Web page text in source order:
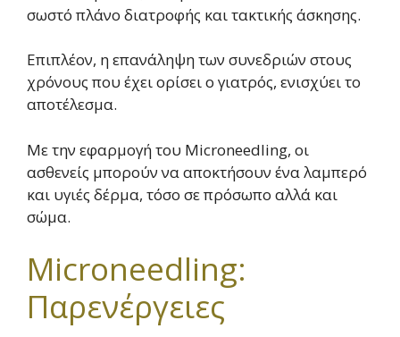
σωστό πλάνο διατροφής και τακτικής άσκησης.
Επιπλέον, η επανάληψη των συνεδριών στους
χρόνους που έχει ορίσει ο γιατρός, ενισχύει το
αποτέλεσμα.
Με την εφαρμογή του Microneedling, οι
ασθενείς μπορούν να αποκτήσουν ένα λαμπερό
και υγιές δέρμα, τόσο σε πρόσωπο αλλά και
σώμα.
Microneedling:
Παρενέργειες